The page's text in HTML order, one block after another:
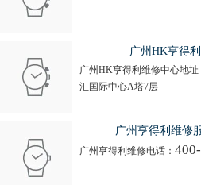
广州HK亨得
广州HK亨得利维修中心地
汇国际中心A塔7层
广州亨得利维修
广州亨得利维修电话：